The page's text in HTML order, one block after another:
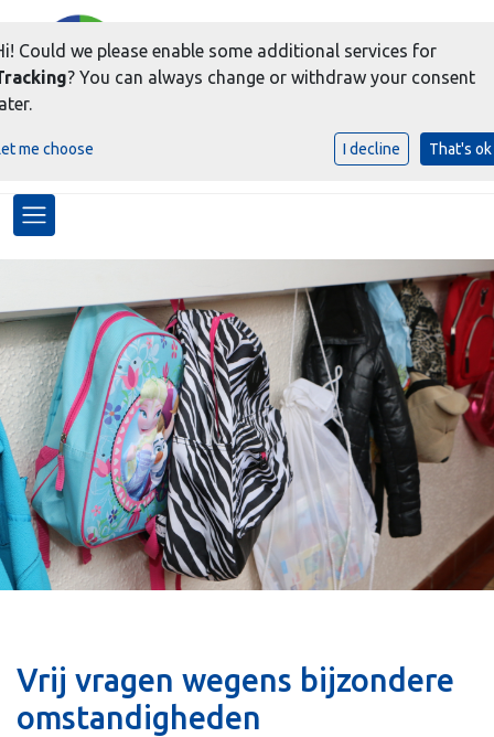
voor meer dan een goede
BASIS !
Toggle navigation
Vrij vragen wegens bijzondere
omstandigheden
Could we please enable some additional services for
? You can always change or withdraw your consent
me choose I decline That's ok